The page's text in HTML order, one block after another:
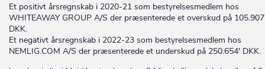
Et positivt årsregnskab i 2020-21 som bestyrelsesmedlem hos
WHITEAWAY GROUP A/S der præsenterede et overskud på
DKK.
Et negativt årsregnskab i 2022-23 som bestyrelsesmedlem hos
NEMLIG.COM A/S der præsenterede et underskud på 250.654' DKK.